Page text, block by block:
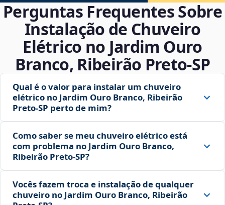
Perguntas Frequentes Sobre
Instalação de Chuveiro
Elétrico no Jardim Ouro
Branco, Ribeirão Preto‑SP
Qual é o valor para instalar um chuveiro
elétrico no Jardim Ouro Branco, Ribeirão
Preto‑SP perto de mim?
Como saber se meu chuveiro elétrico está
com problema no Jardim Ouro Branco,
Ribeirão Preto‑SP?
Vocês fazem troca e instalação de qualquer
chuveiro no Jardim Ouro Branco, Ribeirão